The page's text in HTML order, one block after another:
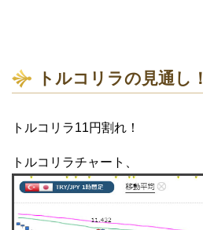
トルコリラの見通し！
トルコリラ11円割れ！
トルコリラチャート、